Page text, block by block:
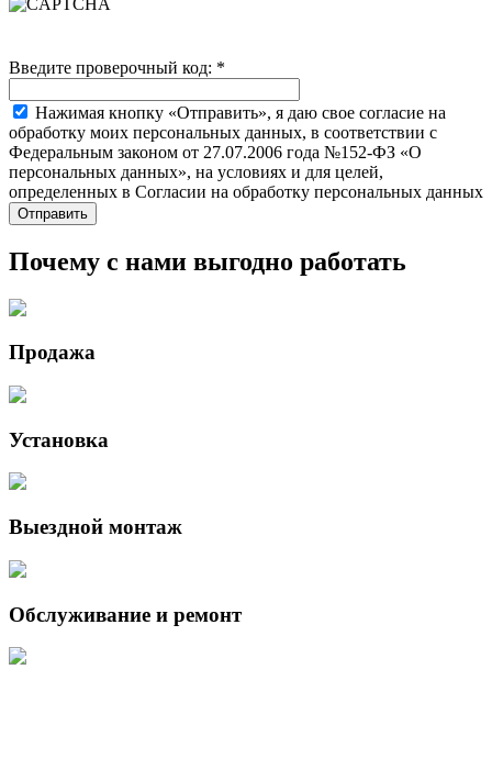
Введите проверочный код: *
Нажимая кнопку «Отправить», я даю свое согласие на
обработку моих персональных данных, в соответствии с
Федеральным законом от 27.07.2006 года №152-ФЗ «О
персональных данных», на условиях и для целей,
определенных в Согласии на обработку персональных данных
Почему с нами выгодно работать
Продажа
Установка
Выездной монтаж
Обслуживание и ремонт